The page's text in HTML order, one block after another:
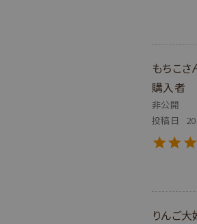
もちこ
購入者
非公開
投稿日
りんご大